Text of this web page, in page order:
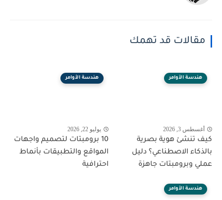
مقالات قد تهمك
هندسة الأوامر
أغسطس 3, 2026
كيف تنشئ هوية بصرية
بالذكاء الاصطناعي؟ دليل
عملي وبرومبتات جاهزة
هندسة الأوامر
يوليو 22, 2026
10 برومبتات لتصميم واجهات
المواقع والتطبيقات بأنماط
احترافية
هندسة الأوامر